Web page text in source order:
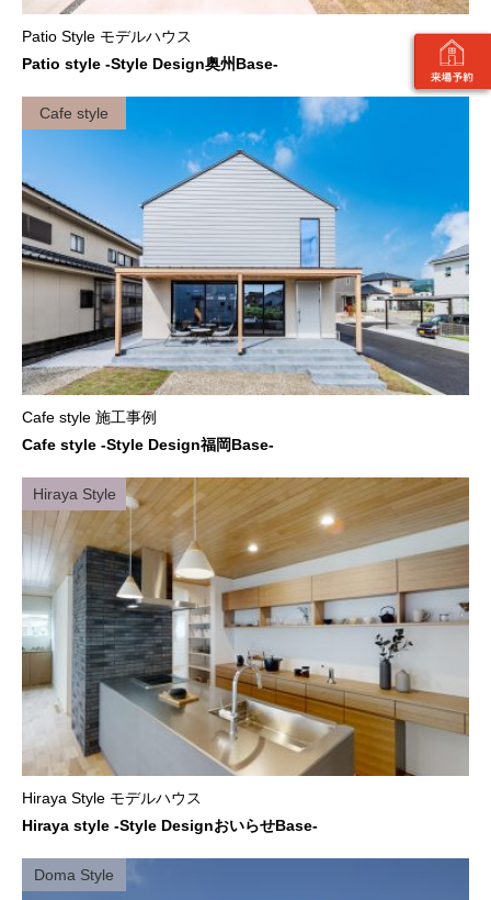
Patio Style モデルハウス
Patio style -Style Design奥州Base-
Cafe style
Cafe style 施工事例
Cafe style -Style Design福岡Base-
Hiraya Style
Hiraya Style モデルハウス
Hiraya style -Style DesignおいらせBase-
Doma Style